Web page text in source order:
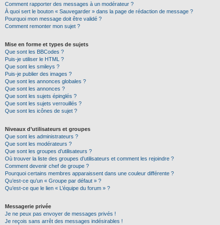
Comment rapporter des messages à un modérateur ?
À quoi sert le bouton « Sauvegarder » dans la page de rédaction de message ?
Pourquoi mon message doit être validé ?
Comment remonter mon sujet ?
Mise en forme et types de sujets
Que sont les BBCodes ?
Puis-je utiliser le HTML ?
Que sont les smileys ?
Puis-je publier des images ?
Que sont les annonces globales ?
Que sont les annonces ?
Que sont les sujets épinglés ?
Que sont les sujets verrouillés ?
Que sont les icônes de sujet ?
Niveaux d’utilisateurs et groupes
Que sont les administrateurs ?
Que sont les modérateurs ?
Que sont les groupes d’utilisateurs ?
Où trouver la liste des groupes d’utilisateurs et comment les rejoindre ?
Comment devenir chef de groupe ?
Pourquoi certains membres apparaissent dans une couleur différente ?
Qu’est-ce qu’un « Groupe par défaut » ?
Qu’est-ce que le lien « L’équipe du forum » ?
Messagerie privée
Je ne peux pas envoyer de messages privés !
Je reçois sans arrêt des messages indésirables !